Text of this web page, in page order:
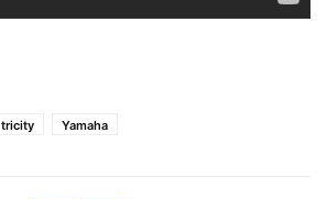
tricity Yamaha